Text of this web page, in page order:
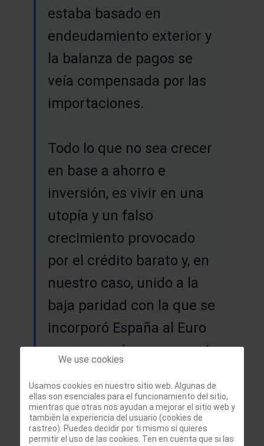
estaba basado en
endeudamiento exterior y
la balanza de pagos se
veía compensada por las
importaciones.
Todo lo que no sea crecer
en base a ahorro e
inversión, es vivir en una
utopía y un falso
crecimiento provocado
por el crédito barato y, en
nuestro caso, unido a la
baja paridad con la que se
incorporó España al Euro
que provocó una ganancia
"aritificial"
Invertir en bolsa· 2013-01-23
We use cookies
Usamos cookies en nuestro sitio web. Algunas de
ellas son esenciales para el funcionamiento del sitio,
mientras que otras nos ayudan a mejorar el sitio web y
también la experiencia del usuario (cookies de
rastreo). Puedes decidir por ti mismo si quieres
permitir el uso de las cookies. Ten en cuenta que si las